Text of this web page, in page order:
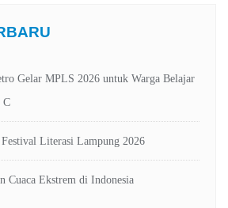
Gelar MPLS 2026 untuk Warga Belajar
C
Literasi Lampung 2026
Cuaca Ekstrem di Indonesia